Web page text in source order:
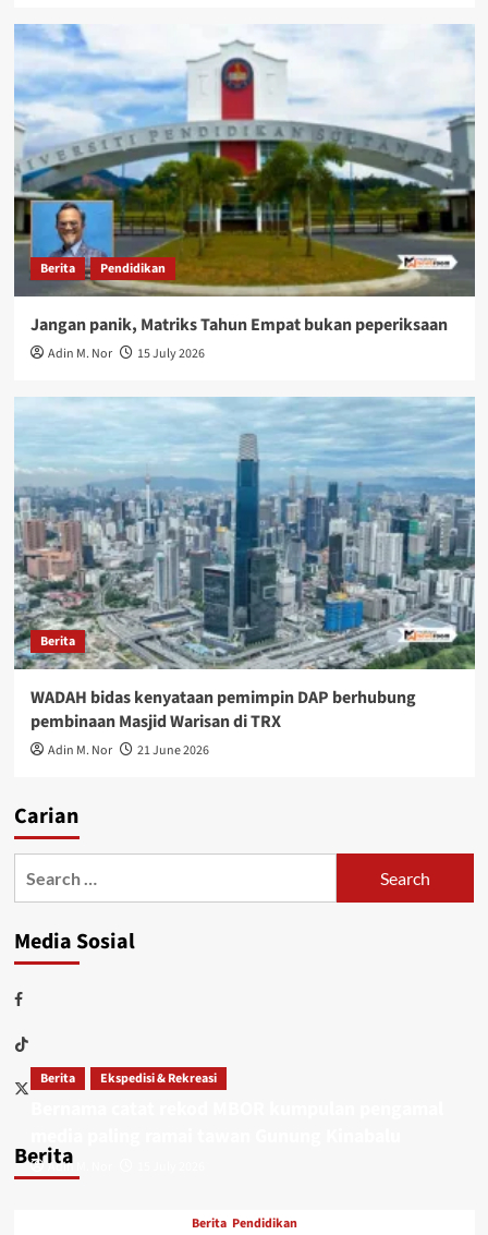
Berita Pendidikan
Jangan panik, Matriks Tahun Empat bukan peperiksaan
Adin M. Nor 15 July 2026
Berita
WADAH bidas kenyataan pemimpin DAP berhubung
pembinaan Masjid Warisan di TRX
Adin M. Nor 21 June 2026
Carian
Media Sosial
Berita
Berita Ekspedisi & Rekreasi
Adin M. Nor
Berita Pendidikan